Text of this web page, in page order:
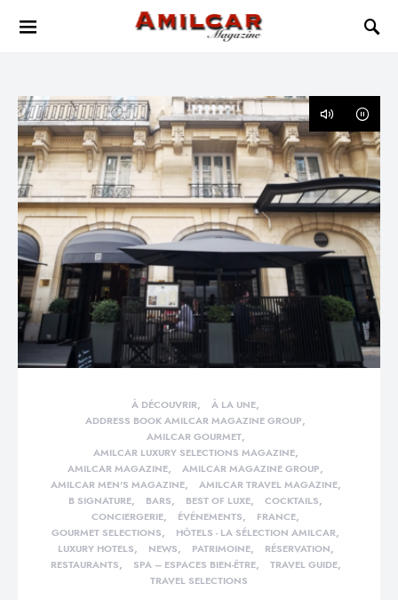
À DÉCOUVRIR
À LA UNE
ADDRESS BOOK AMILCAR MAGAZINE GROUP
AMILCAR GOURMET
AMILCAR LUXURY SELECTIONS MAGAZINE
AMILCAR MAGAZINE
AMILCAR MAGAZINE GROUP
AMILCAR MEN'S MAGAZINE
AMILCAR TRAVEL MAGAZINE
B SIGNATURE
BARS BEST OF LUXE
COCKTAILS
CONCIERGERIE
ÉVÉNEMENTS
FRANCE
GOURMET SELECTIONS
HÔTELS - LA SÉLECTION AMILCAR
LUXURY HOTELS
NEWS PATRIMOINE
RÉSERVATION
RESTAURANTS
SPA – ESPACES BIEN-ÊTRE
TRAVEL GUIDE
TRAVEL SELECTIONS